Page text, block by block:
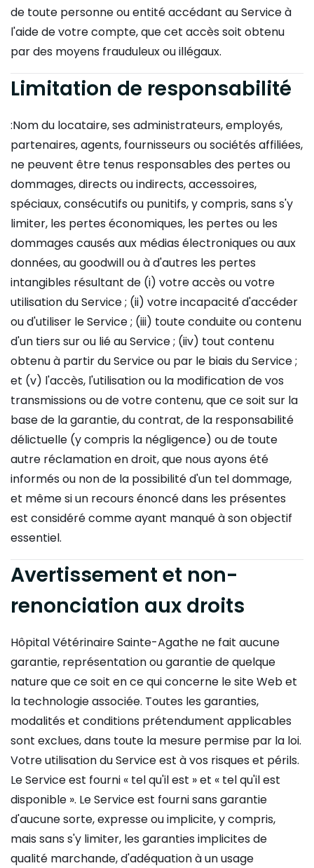
de toute personne ou entité accédant au Service à
l'aide de votre compte, que cet accès soit obtenu
par des moyens frauduleux ou illégaux.
Limitation de responsabilité
:Nom du locataire, ses administrateurs, employés,
partenaires, agents, fournisseurs ou sociétés affiliées,
ne peuvent être tenus responsables des pertes ou
dommages, directs ou indirects, accessoires,
spéciaux, consécutifs ou punitifs, y compris, sans s'y
limiter, les pertes économiques, les pertes ou les
dommages causés aux médias électroniques ou aux
données, au goodwill ou à d'autres les pertes
intangibles résultant de (i) votre accès ou votre
utilisation du Service ; (ii) votre incapacité d'accéder
ou d'utiliser le Service ; (iii) toute conduite ou contenu
d'un tiers sur ou lié au Service ; (iiv) tout contenu
obtenu à partir du Service ou par le biais du Service ;
et (v) l'accès, l'utilisation ou la modification de vos
transmissions ou de votre contenu, que ce soit sur la
base de la garantie, du contrat, de la responsabilité
délictuelle (y compris la négligence) ou de toute
autre réclamation en droit, que nous ayons été
informés ou non de la possibilité d'un tel dommage,
et même si un recours énoncé dans les présentes
est considéré comme ayant manqué à son objectif
essentiel.
Avertissement et non-
renonciation aux droits
Hôpital Vétérinaire Sainte-Agathe ne fait aucune
garantie, représentation ou garantie de quelque
nature que ce soit en ce qui concerne le site Web et
la technologie associée. Toutes les garanties,
modalités et conditions prétendument applicables
sont exclues, dans toute la mesure permise par la loi.
Votre utilisation du Service est à vos risques et périls.
Le Service est fourni « tel qu'il est » et « tel qu'il est
disponible ». Le Service est fourni sans garantie
d'aucune sorte, expresse ou implicite, y compris,
mais sans s'y limiter, les garanties implicites de
qualité marchande, d'adéquation à un usage